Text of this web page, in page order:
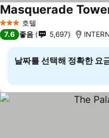
3 성급 호텔
Masquerade
7.6 좋음 5,697
날짜를 선택해 정확한 요